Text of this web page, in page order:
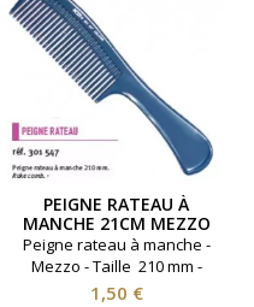
PEIGNE RATEAU À
MANCHE 21CM MEZZO
Peigne rateau à manche -
Mezzo - Taille 210 mm -
Coloris bleu.
Prix
1,50 €